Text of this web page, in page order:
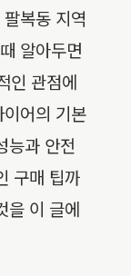
복동 지역
알아두면
인 관점에
어의 기본
능과 안전
구매 팁까
을 이 글에